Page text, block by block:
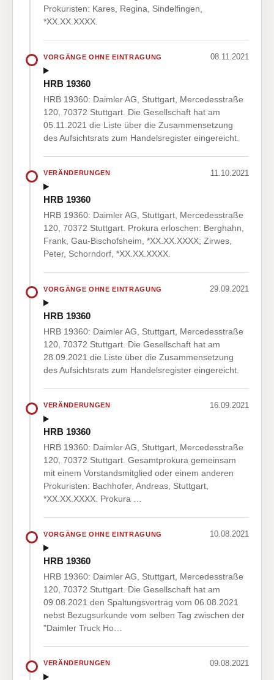
Prokuristen: Kares, Regina, Sindelfingen,
*XX.XX.XXXX.
VORGÄNGE OHNE EINTRAGUNG 08.11.2021
HRB 19360
HRB 19360: Daimler AG, Stuttgart, Mercedesstraße
120, 70372 Stuttgart. Die Gesellschaft hat am
05.11.2021 die Liste über die Zusammensetzung
des Aufsichtsrats zum Handelsregister eingereicht.
VERÄNDERUNGEN 11.10.2021
HRB 19360
HRB 19360: Daimler AG, Stuttgart, Mercedesstraße
120, 70372 Stuttgart. Prokura erloschen: Berghahn,
Frank, Gau-Bischofsheim, *XX.XX.XXXX; Zirwes,
Peter, Schorndorf, *XX.XX.XXXX.
VORGÄNGE OHNE EINTRAGUNG 29.09.2021
HRB 19360
HRB 19360: Daimler AG, Stuttgart, Mercedesstraße
120, 70372 Stuttgart. Die Gesellschaft hat am
28.09.2021 die Liste über die Zusammensetzung
des Aufsichtsrats zum Handelsregister eingereicht.
VERÄNDERUNGEN 16.09.2021
HRB 19360
HRB 19360: Daimler AG, Stuttgart, Mercedesstraße
120, 70372 Stuttgart. Gesamtprokura gemeinsam
mit einem Vorstandsmitglied oder einem anderen
Prokuristen: Bachhofer, Andreas, Stuttgart,
*XX.XX.XXXX. Prokura …
VORGÄNGE OHNE EINTRAGUNG 10.08.2021
HRB 19360
HRB 19360: Daimler AG, Stuttgart, Mercedesstraße
120, 70372 Stuttgart. Die Gesellschaft hat am
09.08.2021 den Spaltungsvertrag vom 06.08.2021
nebst Bezugsurkunde vom selben Tag zwischen der
"Daimler Truck Ho…
VERÄNDERUNGEN 09.08.2021